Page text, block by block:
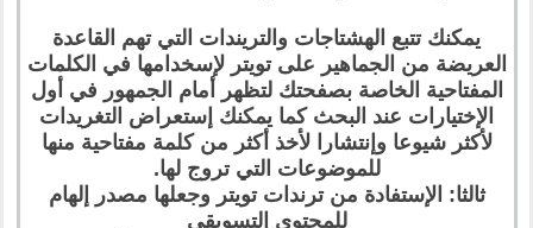
يمكنك تتبع الهشتاجات والتريندات التي تهم القاعدة
العريضة من الجماهير على تويتر لإسخدامها في الكلمات
المفتاحية الخاصة بصفحتك لتظهر أمام الجمهور في أول
الإختيارات عند البحث كما يمكنك إستعراض التغريدات
لأكثر شيوعا وإنتشارا لأخذ أكثر من كلمة مفتاحية منها
للموضوعات التي تروج لها.
ثالثا: الإستفادة من ترندات تويتر وجعلها مصدر إلهام
للمحتوى التسويقي